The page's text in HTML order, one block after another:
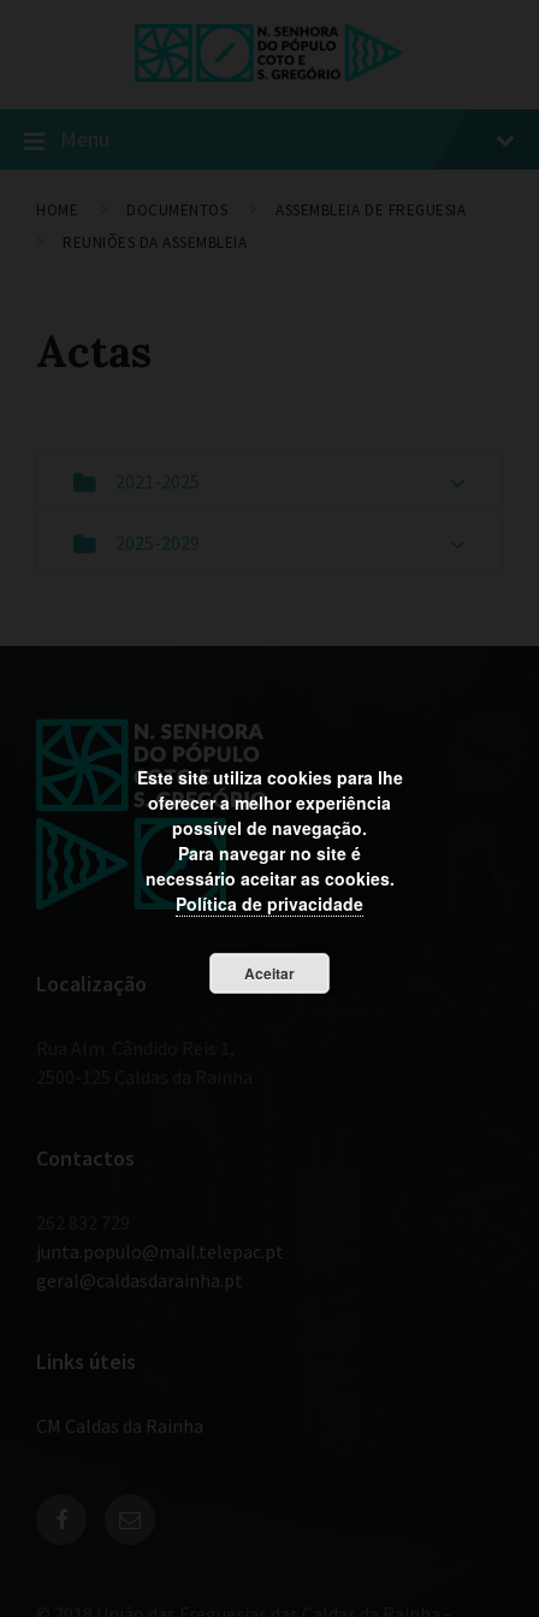
Menu
HOME DOCUMENTOS
ASSEMBLEIA DE FREGUESIA
REUNIÕES DA ASSEMBLEIA
Actas
2021-2025
2025-2029
Localização
Contactos
junta.populo@mail.telepac.pt
geral@caldasdarainha.pt
Links úteis
CM Caldas da Rainha
Este site utiliza cookies para lhe
oferecer a melhor experiência
possível de navegação.
Para navegar no site é
necessário aceitar as cookies.
Política de privacidade
Aceitar